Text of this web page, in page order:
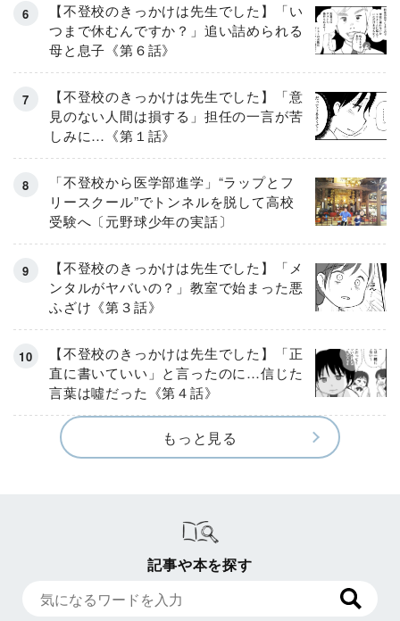
【不登校のきっかけは先生でした】「い
つまで休むんですか？」追い詰められる
母と息子《第６話》
【不登校のきっかけは先生でした】「意
見のない人間は損する」担任の一言が苦
しみに…《第１話》
「不登校から医学部進学」“ラップとフ
リースクール”でトンネルを脱して高校
受験へ〔元野球少年の実話〕
【不登校のきっかけは先生でした】「メ
ンタルがヤバいの？」教室で始まった悪
ふざけ《第３話》
【不登校のきっかけは先生でした】「正
直に書いていい」と言ったのに…信じた
言葉は噓だった《第４話》
もっと見る
記事や本を探す